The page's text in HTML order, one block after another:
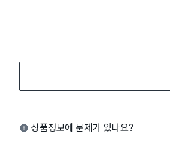
상품정보에 문제가 있나요?